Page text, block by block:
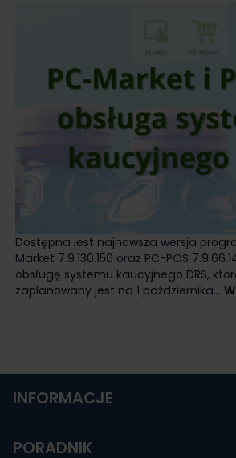
Dostępna jest najnowsza wersja
Market 7.9.130.150 oraz PC-POS
obsługę systemu kaucyjnego DRS,
zaplanowany jest na 1 października...
INFORMACJE
PORADNIK